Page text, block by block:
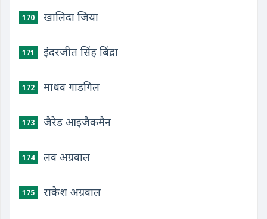
170 खालिदा जिया
171 इंदरजीत सिंह बिंद्रा
172 माधव गाडगिल
173 जैरेड आइज़ैकमैन
174 लव अग्रवाल
175 राकेश अग्रवाल